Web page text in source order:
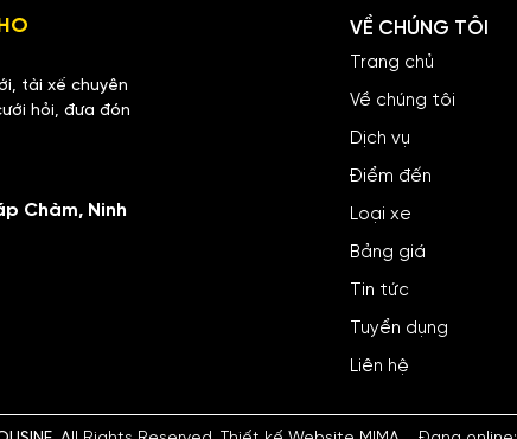
tài xế chuyên
hỏi, đưa đón
Chàm, Ninh
VỀ CHÚNG TÔI
Trang chủ
Về chúng tôi
Dịch vụ
Điểm đến
Loại xe
Bảng giá
Tin tức
Tuyển dụng
Liên hệ